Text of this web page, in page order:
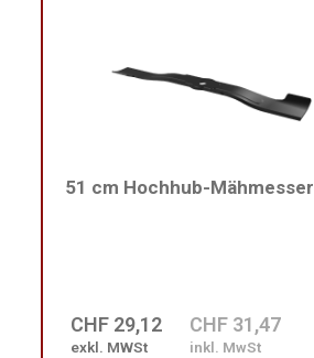
51 cm Hochhub-Mähmesser
CHF 29,12
exkl. MWSt
CHF 31,47
inkl. MwSt